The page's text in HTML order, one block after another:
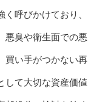
呼びかけており、
悪臭や衛生面での悪
買い手がつかない再
して大切な資産価値